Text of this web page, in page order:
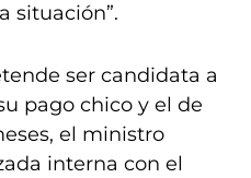
situación”.
ser candidata a
pago chico y el de
el ministro
interna con el